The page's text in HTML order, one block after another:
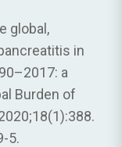
global,
in
a
Burden of
5.